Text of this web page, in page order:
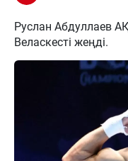
Руслан Абдуллаев
Веласкесті жеңді.